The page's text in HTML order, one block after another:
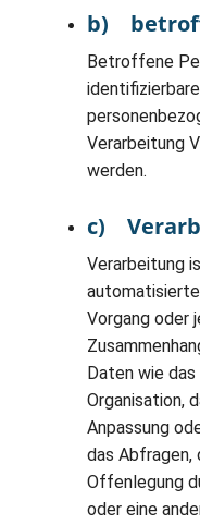
b)
Betroffene
Verarbeitung
werden.
c)
Verarbeitung
Vorgang oder
Daten wie das
Organisation,
Anpassung
das Abfragen,
Offenlegung
oder eine